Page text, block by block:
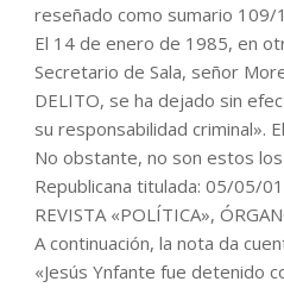
reseñado como sumario 109/
El 14 de enero de 1985, en
Secretario de Sala, señor
DELITO, se ha dejado sin
su responsabilidad criminal».
No obstante, no son estos
Republicana titulada: 05/05/01
REVISTA «POLÍTICA»,
A continuación, la nota da
«Jesús Ynfante fue detenido